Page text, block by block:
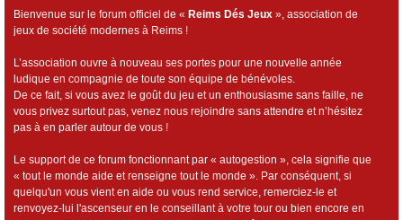
Bienvenue sur le forum officiel de « Reims Dés Jeux », association de
jeux de société modernes à Reims !
L’association ouvre à nouveau ses portes pour une nouvelle année
ludique en compagnie de toute son équipe de bénévoles.
De ce fait, si vous avez le goût du jeu et un enthousiasme sans faille, ne
vous privez surtout pas, venez nous rejoindre sans attendre et n’hésitez
pas à en parler autour de vous !
Le support de ce forum fonctionnant par « autogestion », cela signifie que
« tout le monde aide et renseigne tout le monde ». Par conséquent, si
quelqu'un vous vient en aide ou vous rend service, remerciez-le et
renvoyez-lui l'ascenseur en le conseillant à votre tour ou bien encore en